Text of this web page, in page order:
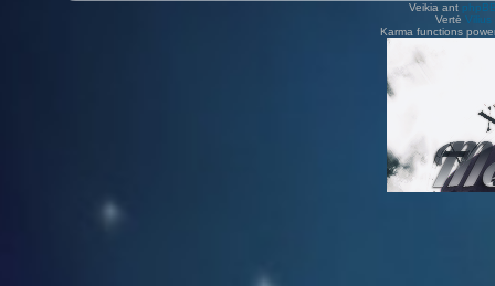
Veikia ant
Vertė Vilius
Karma functions